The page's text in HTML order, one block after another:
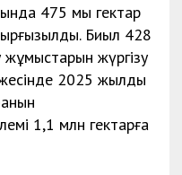
475 мың гектар
Биыл 428
жұмыстарын жүргізу
2025 жылдың
1,1 млн гектарға